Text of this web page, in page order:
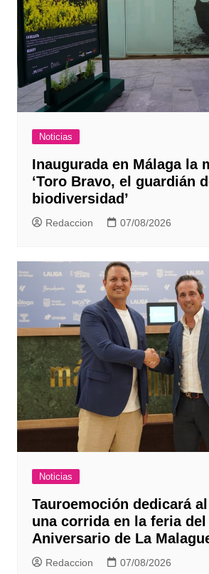
Noticias
Inaugurada en Málaga la
‘Toro Bravo, el guardián
biodiversidad’
Redaccion 07/08/2026
Noticias
Tauroemoción dedicará
una corrida en la feria del
Aniversario de La
Redaccion 07/08/2026